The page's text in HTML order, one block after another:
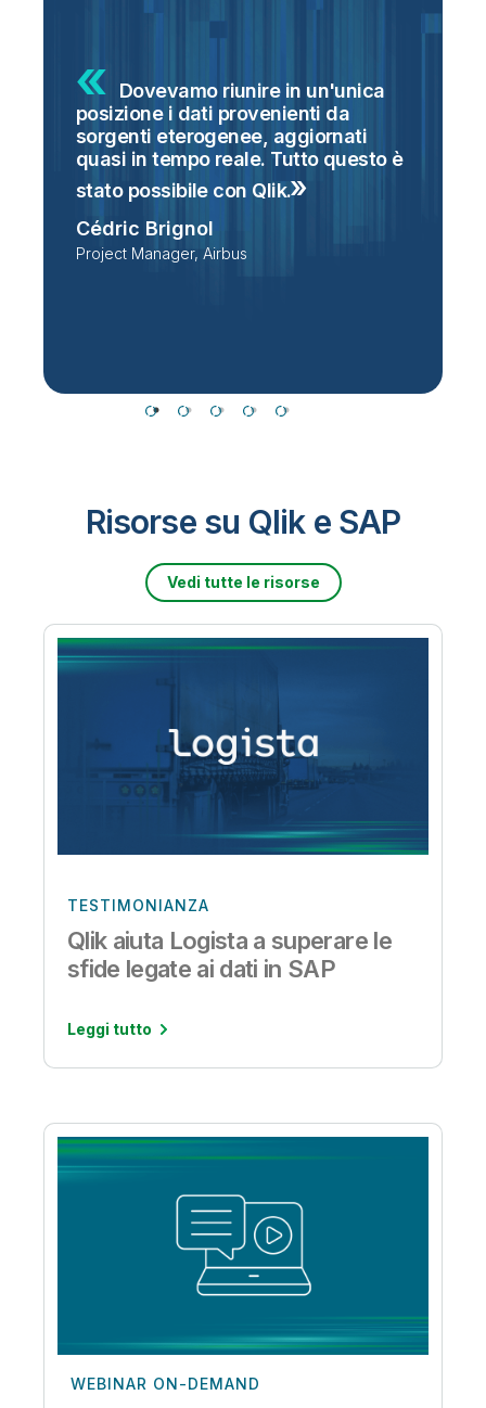
Dovevamo riunire in un'unica
posizione i dati provenienti da
sorgenti eterogenee, aggiornati
quasi in tempo reale. Tutto questo è
stato possibile con Qlik.
Cédric Brignol
Project Manager, Airbus
Risorse su Qlik e SAP
Vedi tutte le risorse
TESTIMONIANZA
Qlik aiuta Logista a superare le
sfide legate ai dati in SAP
Leggi tutto
WEBINAR ON-DEMAND